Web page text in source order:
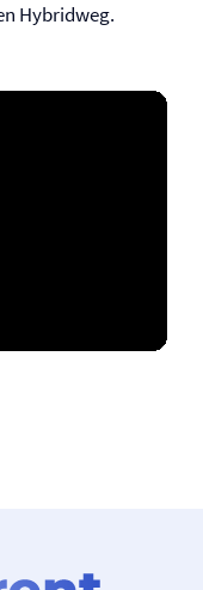
Hybridweg.